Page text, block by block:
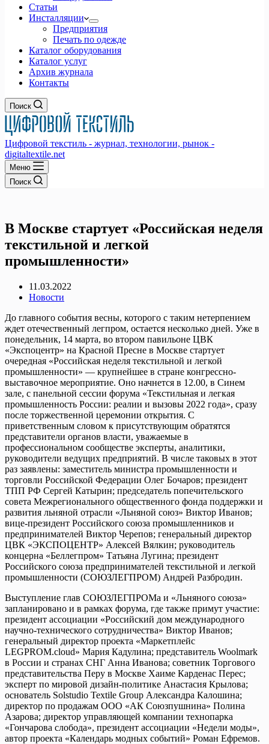
Статьи
Инсталляции
Предприятия
Печать по одежде
Каталог оборудования
Каталог услуг
Архив журнала
Контакты
Поиск
Цифровой текстиль - журнал, технологии, рынок -
digitaltextile.net
Меню
Поиск
В Москве стартует «Российская неделя
текстильной и легкой
промышленности»
11.03.2022
Новости
До главного события весны, которого с таким нетерпением
ждет отечественный легпром, остается несколько дней. Уже в
понедельник, 14 марта, во втором павильоне ЦВК
«Экспоцентр» на Красной Пресне в Москве стартует
очередная «Российская неделя текстильной и легкой
промышленности» — крупнейшее в стране конгрессно-
выставочное мероприятие. Оно начнется в 12.00, в Синем
зале, с панельной сессии форума «Текстильная и легкая
промышленность России: реалии и вызовы 2022 года», сразу
после торжественной церемонии открытия. С
приветственным словом к присутствующим обратятся
представители органов власти, уважаемые в
профессиональном сообществе эксперты, аналитики,
руководители ведущих предприятий. В числе таковых в этот
раз заявлены: заместитель министра промышленности и
торговли Российской Федерации Олег Бочаров; президент
ТПП РФ Сергей Катырин; председатель попечительского
совета Межрегионального общественного фонда поддержки и
развития льняной отрасли «Льняной союз» Виктор Иванов;
вице-президент Российского союза промышленников и
предпринимателей Виктор Черепов; генеральный директор
ЦВК «ЭКСПОЦЕНТР» Алексей Вялкин; руководитель
концерна «Беллегпром» Татьяна Лугина; президент
Российского союза предпринимателей текстильной и легкой
промышленности (СОЮЗЛЕГПРОМ) Андрей Разбродин.
Выступление глав СОЮЗЛЕГПРОМа и «Льняного союза»
запланировано и в рамках форума, где также примут участие:
президент ассоциации «Российский дом международного
научно-технического сотрудничества» Виктор Иванов;
генеральный директор проекта «Маркетплейс
LEGPROM.cloud» Мария Кадулина; представитель Woolmark
в России и странах СНГ Анна Иванова; советник Торгового
представительства Перу в Москве Хаиме Карденас Перес;
эксперт по мировой дизайн-политике Анастасия Крылова;
основатель Solstudio Textile Group Александра Калошина;
директор по продажам ООО «АК Союзпушнина» Полина
Азарова; директор управляющей компании технопарка
«Гончарова слобода», президент ассоциации «Недели моды»,
автор проекта «Календарь модных событий» Роман Ефремов.